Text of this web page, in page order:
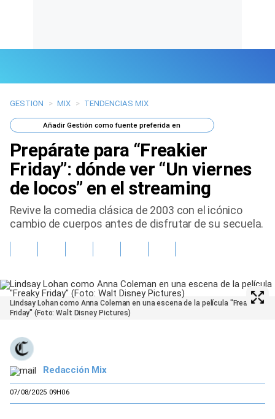
Últimas Noticias
Mi Bolsillo
Respuestas
Gente
Vida Laboral
GESTION > MIX > TENDENCIAS MIX
AñadirGestión como fuente preferida en
Prepárate para “Freakier
Friday”: dónde ver “Un viernes
de locos” en el streaming
Revive la comedia clásica de 2003 con el icónico
cambio de cuerpos antes de disfrutar de su secuela.
Lindsay Lohan como Anna Coleman en una escena de la película "Freaky
Friday" (Foto: Walt Disney Pictures)
Redacción Mix
07/08/2025 09H06